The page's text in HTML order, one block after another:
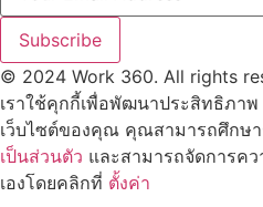
Subscribe
© 2024 Work 360. All rights
เราใช้คุกกี้เพื่อพัฒนาประสิทธิภา
เว็บไซต์ของคุณ คุณสามารถศึกษา
เป็นส่วนตัว และสามารถจัดการค
เองโดยคลิกที่ ตั้งค่า